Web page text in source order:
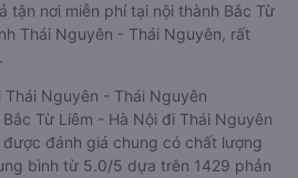
tận nơi miễn phí tại nội thành Bắc Từ
Thái Nguyên - Thái Nguyên, rất
Thái Nguyên - Thái Nguyên
Từ Liêm - Hà Nội đi Thái Nguyên
đánh giá chung có chất lượng
bình từ 5.0/5 dựa trên 1429 phản